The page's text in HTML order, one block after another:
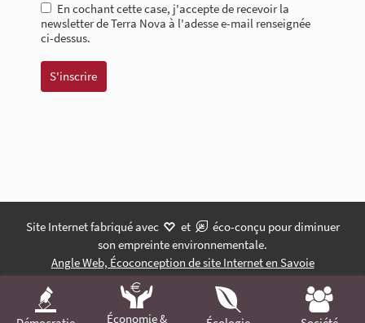
Économie &
En cochant cette case, j'accepte de recevoir la
newsletter de Terra Nova à l'adesse e-mail renseignée
ci-dessus.
Site Internet fabriqué avec et
éco-conçu pour diminuer
son empreinte environnementale.
Angle Web, Écoconception de site Internet en Savoie